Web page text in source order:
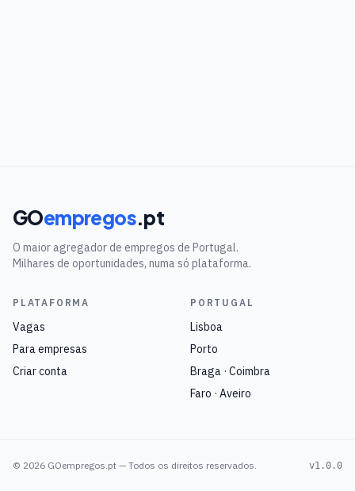
GOempregos.pt
O maior agregador de empregos de Portugal.
Milhares de oportunidades, numa só plataforma.
PLATAFORMA
Vagas
Para empresas
Criar conta
PORTUGAL
Lisboa
Porto
Braga · Coimbra
Faro · Aveiro
© 2026 GOempregos.pt — Todos os direitos reservados. v1.0.0